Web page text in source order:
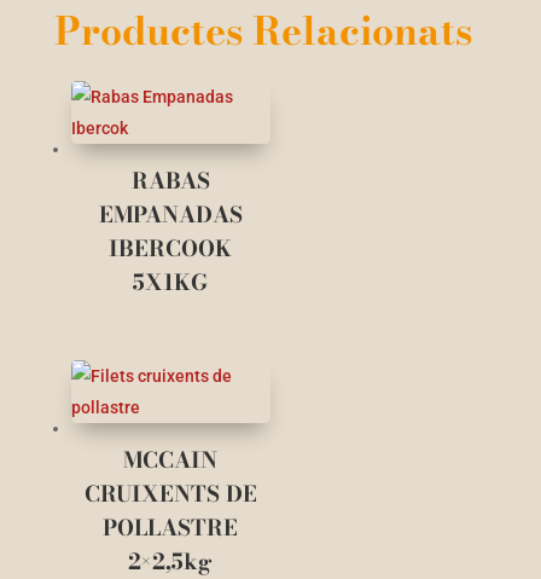
Productes Relacionats
RABAS
EMPANADAS
IBERCOOK
5X1KG
MCCAIN
CRUIXENTS DE
POLLASTRE
2×2,5kg